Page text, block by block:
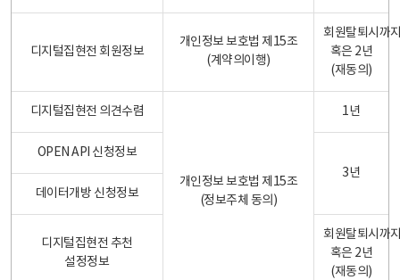
디지털집현전 회원정보
개인정보 보호법 제15조
(계약의이행)
회원탈퇴시까
혹은 2년
(재동의)
디지털집현전 의견수렴
개인정보 보호법 제15조
(정보주체 동의)
1년
OPEN API 신청정보
3년
데이터개방 신청정보
디지털집현전 추천
설정정보
회원탈퇴시까
혹은 2년
(재동의)